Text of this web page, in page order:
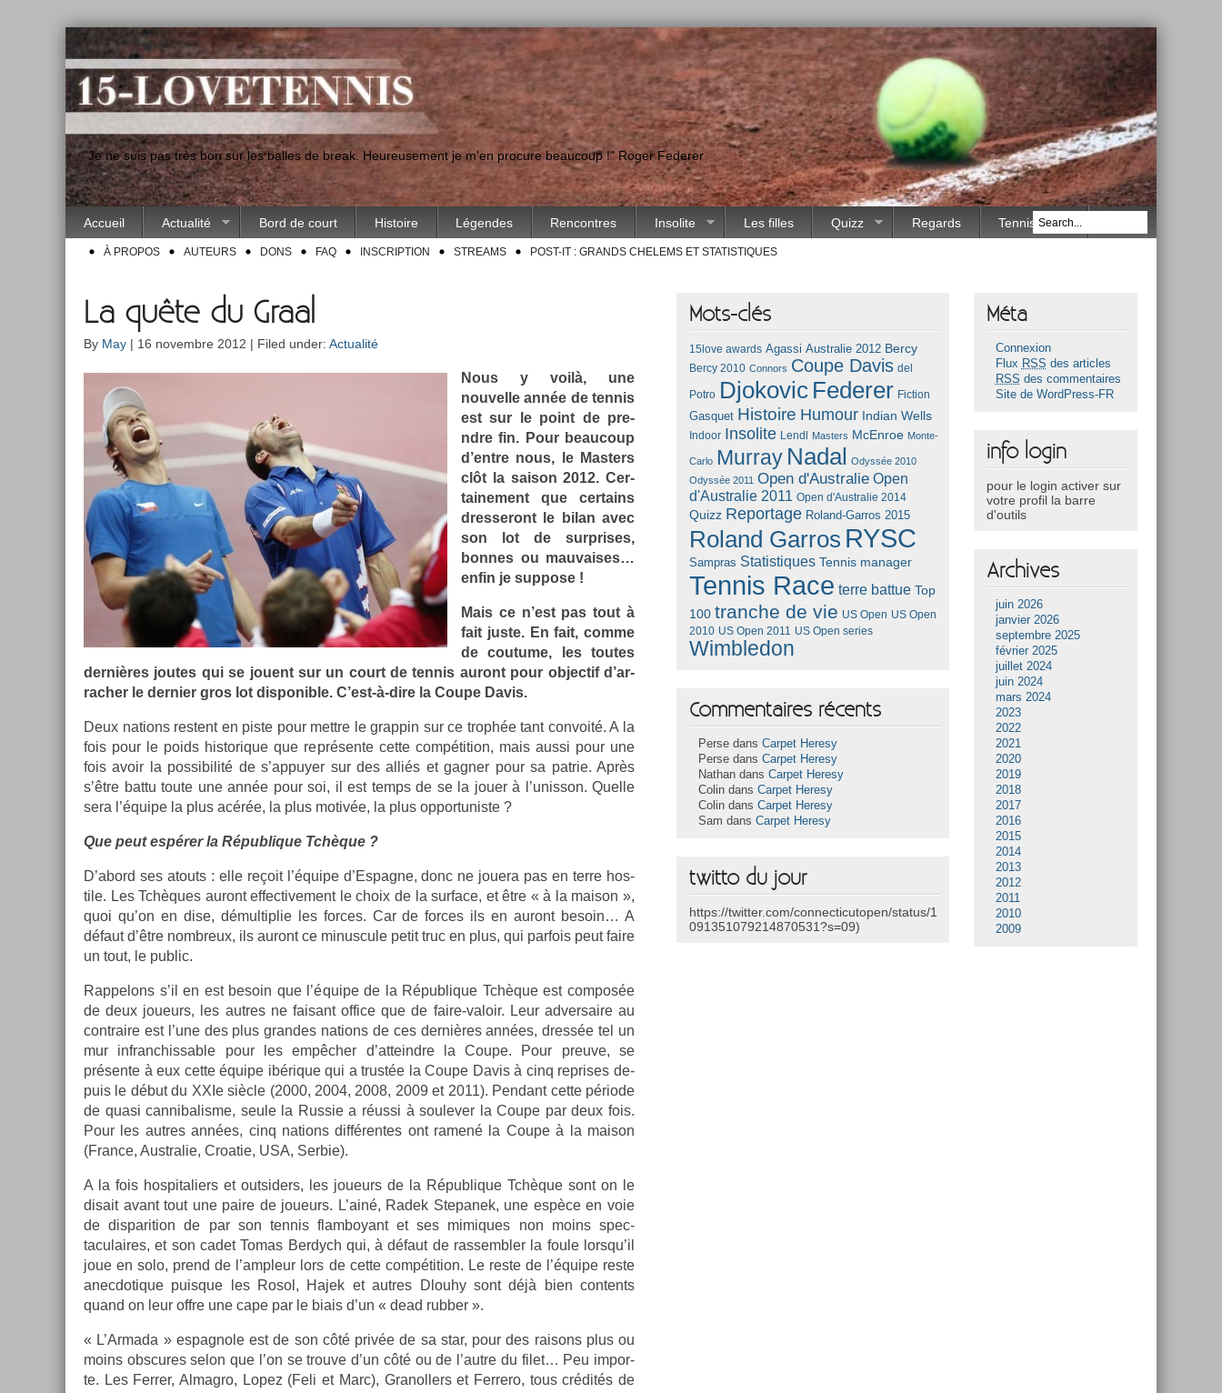
"Je ne suis pas très bon sur les balles de break. Heureusement je m'en procure beaucoup !" Roger Federer
Accueil Actualité Bord de court Histoire Légendes Rencontres Insolite Les filles Quizz Regards Tennis Race
À PROPOS AUTEURS DONS FAQ INSCRIPTION STREAMS POST-IT : GRANDS CHELEMS ET STATISTIQUES
La quête du Graal
By May | 16 novembre 2012 | Filed under: Actualité
Nous y voilà, une
nouvel­le année de ten­nis
est sur le point de pre­
ndre fin. Pour be­aucoup
d’entre nous, le Mast­ers
clôt la saison 2012. Cer­
taine­ment que cer­tains
dres­seront le bilan avec
son lot de sur­prises,
bon­nes ou mauvaises…
enfin je sup­pose !
Mais ce n’est pas tout à
fait juste. En fait, comme
de co­utume, les toutes
dernières joutes qui se jouent sur un court de ten­nis auront pour ob­jec­tif d’ar­
rach­er le de­rni­er gros lot dis­ponib­le. C’est-à-dire la Coupe Davis.
Deux na­tions re­stent en piste pour mettre le grap­pin sur ce trophée tant con­voité. A la
fois pour le poids his­torique que représente cette com­péti­tion, mais aussi pour une
fois avoir la pos­sibilité de s’ap­puy­er sur des alliés et gagn­er pour sa pat­rie. Après
s’être battu toute une année pour soi, il est temps de se la jouer à l’unis­son. Quel­le
sera l’équipe la plus acérée, la plus motivée, la plus op­por­tunis­te ?
Que peut espérer la Répub­lique Tchèque ?
D’abord ses atouts : elle reçoit l’équipe d’Es­pagne, donc ne jouera pas en terre hos­
tile. Les Tchèques auront ef­fective­ment le choix de la sur­face, et être « à la maison »,
quoi qu’on en dise, démul­tiplie les for­ces. Car de for­ces ils en auront be­soin… A
défaut d’être nombreux, ils auront ce minus­cule petit truc en plus, qui par­fois peut faire
un tout, le pub­lic.
Rap­pelons s’il en est be­soin que l’équipe de la Répub­lique Tchèque est com­pos­ée
de deux joueurs, les aut­res ne faisant of­fice que de faire-valoir. Leur ad­versaire au
contra­ire est l’une des plus gran­des na­tions de ces dernières années, dressée tel un
mur in­franchiss­able pour les empêcher d’at­teindre la Coupe. Pour pre­uve, se
présente à eux cette équipe ibérique qui a trustée la Coupe Davis à cinq re­prises de­
puis le début du XXIe siècle (2000, 2004, 2008, 2009 et 2011). Pen­dant cette période
de quasi can­nibalis­me, seule la Rus­sie a réussi à soulev­er la Coupe par deux fois.
Pour les aut­res années, cinq na­tions dif­féren­tes ont ramené la Coupe à la maison
(Fran­ce, Australie, Croatie, USA, Ser­bie).
A la fois hos­pitali­ers et out­sid­ers, les joueurs de la Répub­lique Tchèque sont on le
dis­ait avant tout une paire de joueurs. L’ainé, Radek Stepanek, une espèce en voie
de dis­pari­tion de par son ten­nis flam­boyant et ses mimiques non moins spec­
taculaires, et son cadet Tomas Be­rdych qui, à défaut de ras­sembl­er la foule lorsqu’il
joue en solo, prend de l’ampleur lors de cette com­péti­tion. Le reste de l’équipe reste
an­ec­dotique puis­que les Rosol, Hajek et aut­res Dlouhy sont déjà bien con­tents
quand on leur offre une cape par le biais d’un « dead rubb­er ».
« L’Ar­mada » es­pagnole est de son côté privée de sa star, pour des raisons plus ou
moins ob­scures selon que l’on se trouve d’un côté ou de l’autre du filet… Peu im­por­
te. Les Ferr­er, Al­mag­ro, Lopez (Feli et Marc), Granoll­ers et Fer­rero, tous crédités de
Mots-clés
15love awards Agassi Australie 2012 Bercy
Bercy 2010 Connors Coupe Davis del
Potro Djokovic Federer Fiction
Gasquet Histoire Humour Indian Wells
Indoor Insolite Lendl Masters McEnroe Monte-
Carlo Murray Nadal
Odyssée 2010
Odyssée 2011 Open d'Australie Open
d'Australie 2011 Open d'Australie 2014
Quizz Reportage Roland-Garros 2015
Roland Garros RYSC
Sampras Statistiques Tennis manager
Tennis Race terre battue Top
100 tranche de vie US Open US Open
2010 US Open 2011 US Open series
Wimbledon
Commentaires récents
Perse dansCarpet Heresy
Perse dansCarpet Heresy
Nathan dansCarpet Heresy
Colin dansCarpet Heresy
Colin dansCarpet Heresy
Sam dansCarpet Heresy
twitto du jour
https://twitter.com/connecticutopen/status/1
091351079214870531?s=09)
Méta
Connexion
Flux RSS des articles
RSS des commentaires
Site de WordPress-FR
info login
pour le login activer sur
votre profil la barre
d'outils
Archives
juin 2026
janvier 2026
septembre 2025
février 2025
juillet 2024
juin 2024
mars 2024
2023
2022
2021
2020
2019
2018
2017
2016
2015
2014
2013
2012
2011
2010
2009